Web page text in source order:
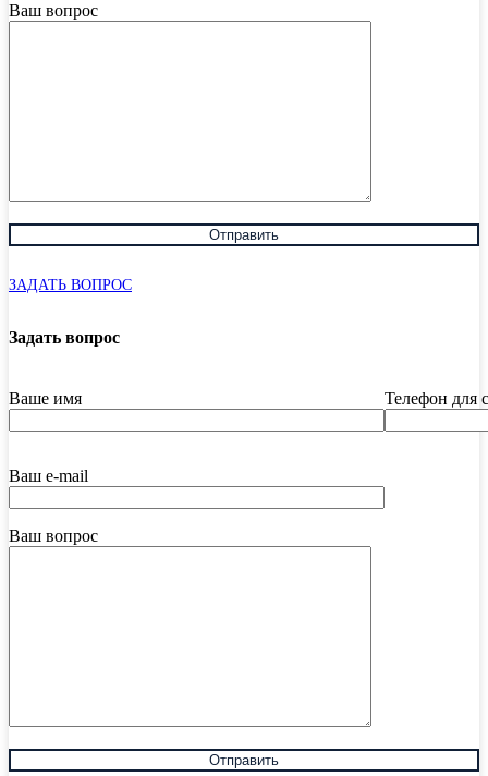
Ваш вопрос
ЗАДАТЬ ВОПРОС
Задать вопрос
Ваше имя Телефон для
Ваш e-mail
Ваш вопрос